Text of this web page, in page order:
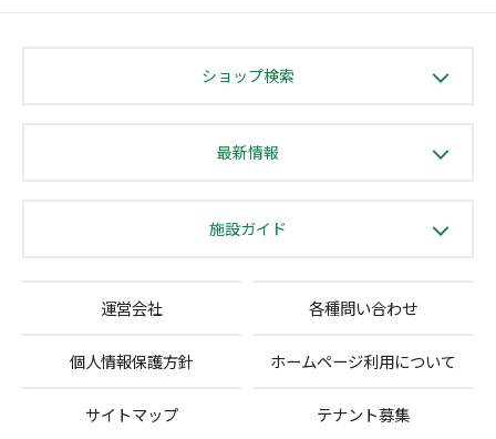
ショップ検索
最新情報
施設ガイド
運営会社 各種問い合わせ
個人情報保護方針 ホームページ利用について
サイトマップ テナント募集